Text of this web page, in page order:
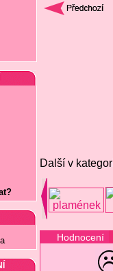
Další v
Hodnocení